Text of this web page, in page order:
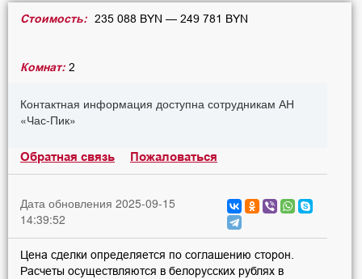
Стоимость: 235 088 BYN — 249 781 BYN
Комнат: 2
Контактная информация доступна сотрудникам АН
«Час-Пик»
Обратная связь Пожаловаться
Дата обновления 2025-09-15
14:39:52
Цена сделки определяется по соглашению сторон.
Расчеты осуществляются в белорусских рублях в